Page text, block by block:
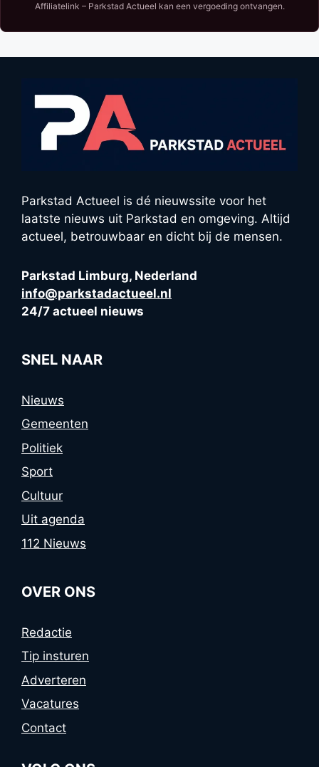
Affiliatelink – Parkstad Actueel kan een vergoeding ontvangen.
Parkstad Actueel is dé nieuwssite voor het
laatste nieuws uit Parkstad en omgeving. Altijd
actueel, betrouwbaar en dicht bij de mensen.
Parkstad Limburg, Nederland
info@parkstadactueel.nl
24/7 actueel nieuws
SNEL NAAR
Nieuws
Gemeenten
Politiek
Sport
Cultuur
Uit agenda
112 Nieuws
OVER ONS
Redactie
Tip insturen
Adverteren
Vacatures
Contact